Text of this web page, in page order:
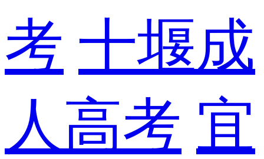
考 十堰成
人高考 宜